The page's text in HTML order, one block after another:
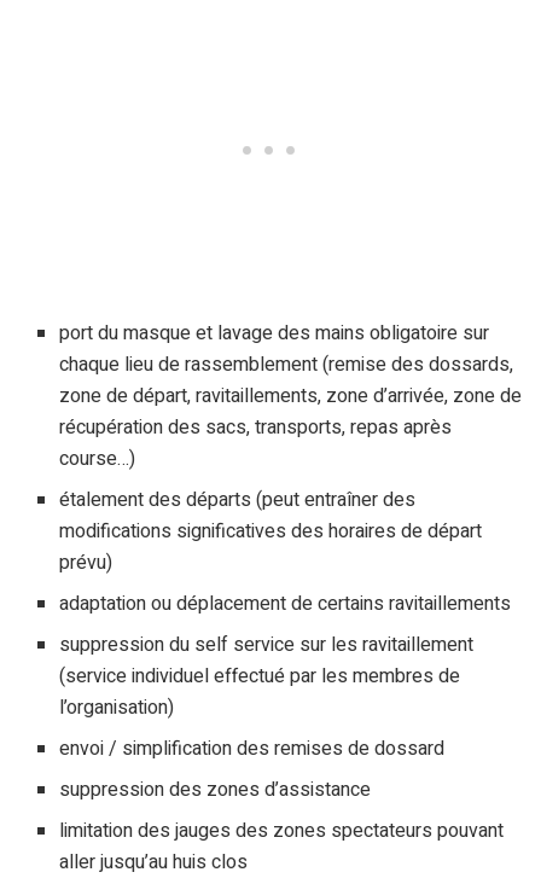
port du masque et lavage des mains obligatoire sur
chaque lieu de rassemblement (remise des dossards,
zone de départ, ravitaillements, zone d’arrivée, zone de
récupération des sacs, transports, repas après
course…)
étalement des départs (peut entraîner des
modifications significatives des horaires de départ
prévu)
adaptation ou déplacement de certains ravitaillements
suppression du self service sur les ravitaillement
(service individuel effectué par les membres de
l’organisation)
envoi / simplification des remises de dossard
suppression des zones d’assistance
limitation des jauges des zones spectateurs pouvant
aller jusqu’au huis clos